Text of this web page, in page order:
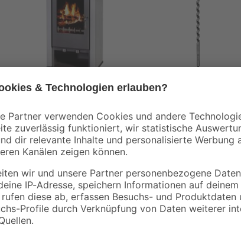
Kaminofen 'Magna'
Stahl 7 kW
819, 00 €
Produktdatenblatt
Ø 8 x 235 mm
14 ,